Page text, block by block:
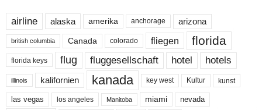
airline alaska amerika anchorage arizona
british columbia Canada colorado fliegen florida
florida keys flug fluggesellschaft hotel hotels
illinois kalifornien kanada key west Kultur kunst
las vegas los angeles Manitoba miami nevada